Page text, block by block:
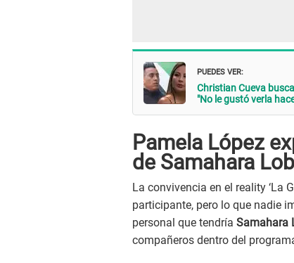
PUEDES VER:
Christian Cueva
"No le gustó verla
Pamela López
de Samahara
La convivencia en el reality ‘La
participante, pero lo que nadie
personal que tendría Samahara
compañeros dentro del